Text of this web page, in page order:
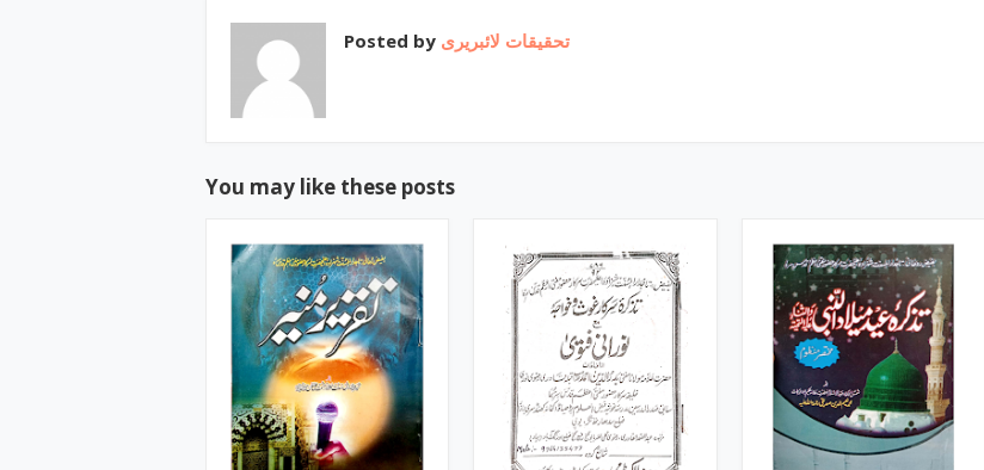
Posted by تحقیقات لائبریری
You may like these posts